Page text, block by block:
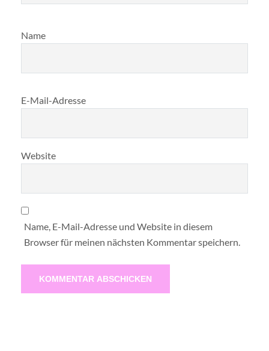
Name
E-Mail-Adresse
Website
Name, E-Mail-Adresse und Website in diesem
Browser für meinen nächsten Kommentar speichern.